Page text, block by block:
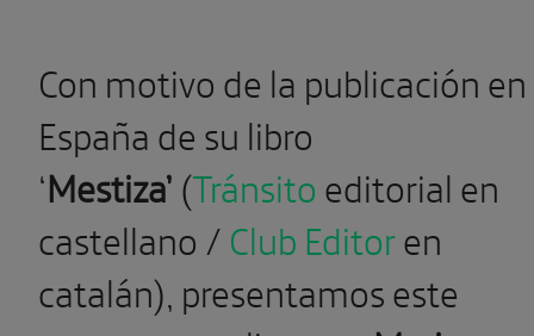
Con motivo de la publicación en
España de su libro
‘Mestiza’(Tránsitoeditorial en
castellano /Club Editoren
catalán), presentamos este